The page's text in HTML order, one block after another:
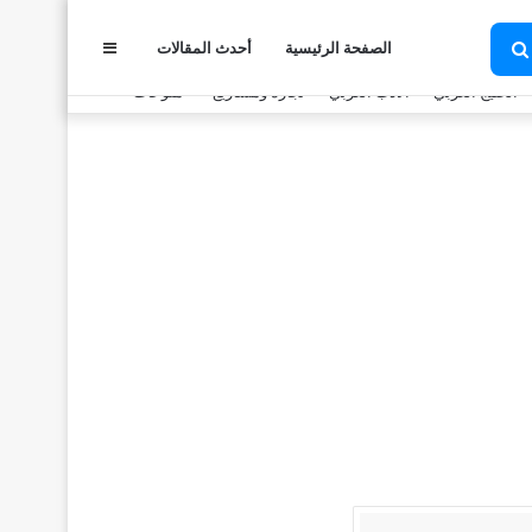
بحث
عن
الصفحة الرئيسية أحدث المقالات
الخليج العربي الأدب العربي تجارة ومشاريع منوعات